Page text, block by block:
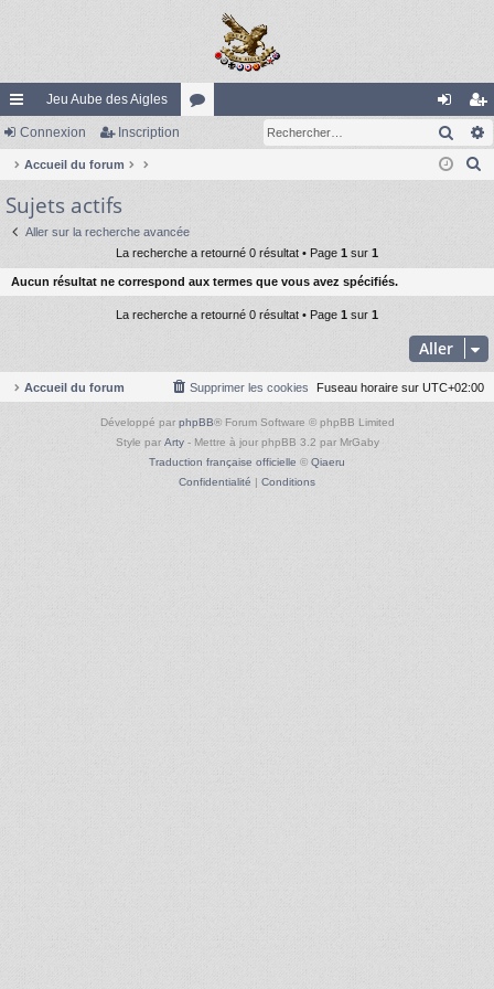
ac
co
ur
ci
s
Jeu Aube des Aigles
on
ne
ns
cri
Connexion Inscription
Accueil du forum
h
e
r
Sujets actifs
Aller sur la recherche avancée
La recherche a retourné 0 résultat • Page 1 sur 1
Aucun résultat ne correspond aux termes que vous avez spécifiés.
La recherche a retourné 0 résultat • Page 1 sur 1
Aller
Accueil du forum Fuseau horaire sur UTC+02:00
Supprimer les cookies
Développé par phpBB® Forum Software © phpBB Limited
Style par Arty- Mettre à jour phpBB 3.2 par MrGaby
Traduction française officielle © Qiaeru
Confidentialité | Conditions